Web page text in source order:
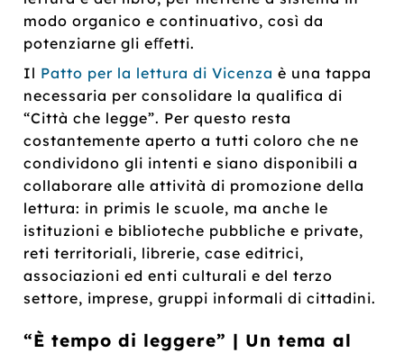
modo organico e continuativo, così da
potenziarne gli eﬀetti.
Il Patto per la lettura di Vicenza è una tappa
necessaria per consolidare la qualiﬁca di
“Città che legge”. Per questo resta
costantemente aperto a tutti coloro che ne
condividono gli intenti e siano disponibili a
collaborare alle attività di promozione della
lettura: in primis le scuole, ma anche le
istituzioni e biblioteche pubbliche e private,
reti territoriali, librerie, case editrici,
associazioni ed enti culturali e del terzo
settore, imprese, gruppi informali di cittadini.
“È tempo di leggere” | Un tema al